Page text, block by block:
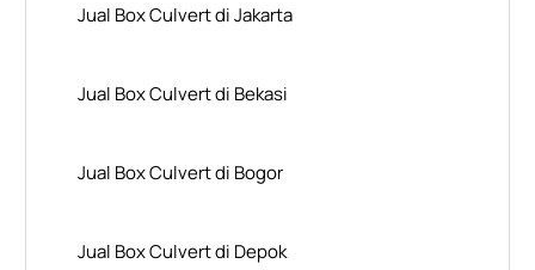
Jual Box Culvert di Jakarta
Jual Box Culvert di Bekasi
Jual Box Culvert di Bogor
Jual Box Culvert di Depok